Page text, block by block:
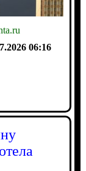
06:16